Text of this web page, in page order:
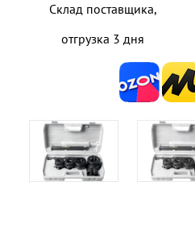
Склад поставщика,
отгрузка 3 дня